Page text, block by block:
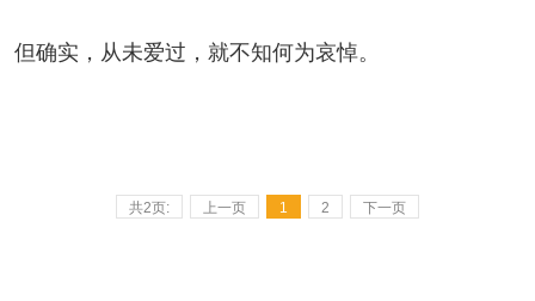
实，从未爱过，就不知何为哀悼。
共2页: 上一页 1 2 下一页